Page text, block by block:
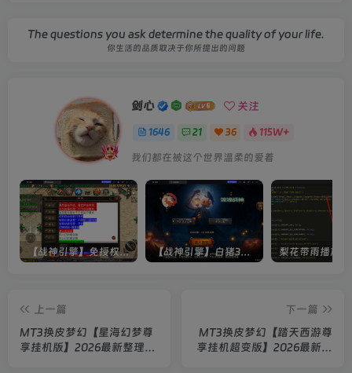
The questions you ask determine the quality of your life.
你生活的品质取决于你所提出的问题
剑心 关注
1646 21 36 115W+
我们都在被这个世界温柔的爱着
【战神引擎】免授权-原生 [全屏自动拾取] 插件 + 配置教程（更新修复版，具体自测） 【战神引擎】白猪3-流浪战神3神技8大陆全屏拾取版特色服务端+生肖+转生+秘境+神魔+双端+教程(更新眼神拾取)
上一篇
MT3换皮梦幻【星海幻梦尊
享挂机版】2026最新整理
下一篇
MT3换皮梦幻【踏天西游尊
享挂机超变版】2026最新整